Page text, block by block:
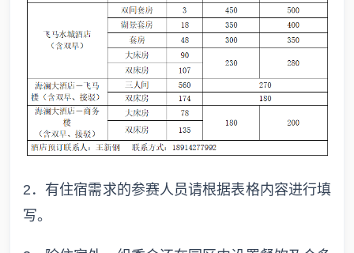
2．有住宿需求的参赛人员请根据表格内容进行填
写。